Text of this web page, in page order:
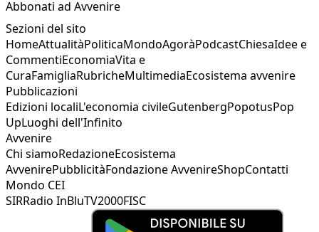
Abbonati ad Avvenire
Sezioni del sito
HomeAttualitàPoliticaMondoAgoràPodcastChiesaIdee e
CommentiEconomiaVita e
CuraFamigliaRubricheMultimediaEcosistema avvenire
Pubblicazioni
Edizioni localiL'economia civileGutenbergPopotusPop
UpLuoghi dell'Infinito
Avvenire
Chi siamoRedazioneEcosistema
AvvenirePubblicitàFondazione AvvenireShopContatti
Mondo CEI
SIRRadio InBluTV2000FISC